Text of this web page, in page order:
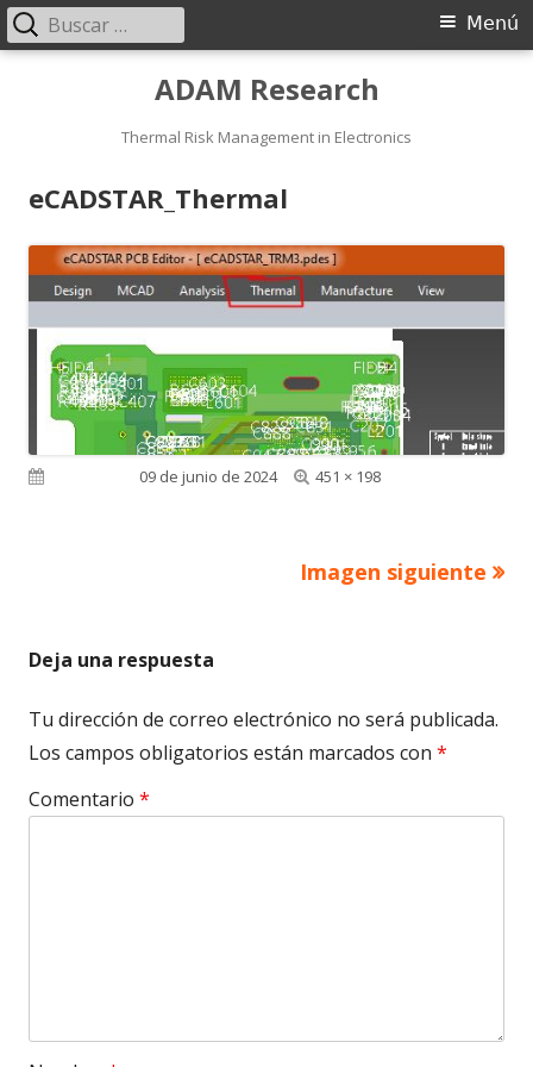
ADAM Research
Thermal Risk Management in Electronics
Menú
Menú
Buscar:
eCADSTAR_Thermal
09 de junio de 2024
Tamaño
451 × 198
Imagen siguiente
Deja una respuesta
Tu dirección de correo electrónico no será publicada.
Los campos obligatorios están marcados con *
Comentario *